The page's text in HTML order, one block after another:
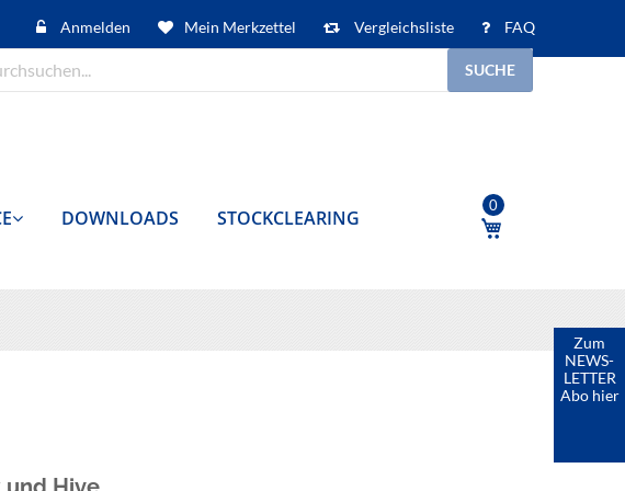
Anmelden Mein Merkzettel Vergleichsliste FAQ
DOWNLOADS STOCKCLEARING
0
SUCHE
Zum
NEWS-
LETTER
Abo hier